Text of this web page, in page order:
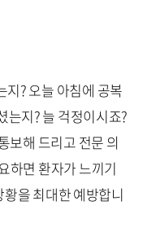
지? 오늘 아침에 공복
는지? 늘 걱정이시죠?
보해 드리고 전문 의
하면 환자가 느끼기
을 최대한 예방합니